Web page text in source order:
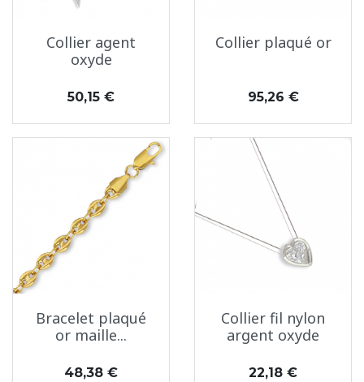
Collier agent
oxyde
Prix
50,15 €
Collier plaqué or
Prix
95,26 €
Bracelet plaqué
or maille...
Prix
48,38 €
Collier fil nylon
argent oxyde
Prix
22,18 €